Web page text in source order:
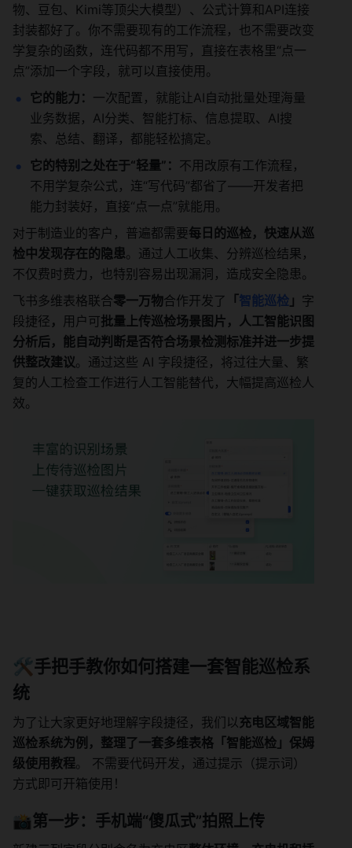
物、豆包、Kimi等顶尖大模型）、公式计算和API连接
封装都好了。你不需要现有的工作流程，也不需要改变
学复杂的函数，连代码都不用写，直接在表格里“点一
点”添加一个字段，就可以直接使用。
它的能力： 一次配置，就能让AI自动批量处理海量
业务数据，AI分类、智能打标、信息提取、AI搜
索、总结、翻译，都能轻松搞定。
它的特别之处在于“轻量”： 不用改原有工作流程，
不用学复杂公式，连“写代码”都省了——开发者把
能力封装好，直接“点一点”就能用。
对于制造业的客户，普遍都需要每日的巡检，快速从巡
检中发现存在的隐患。通过人工收集、分辨巡检结果，
不仅费时费力，也特别容易出现漏洞，造成安全隐患。
飞书多维表格联合零一万物合作开发了 「 智能巡检 」 字
段捷径 ， 用户可批量上传巡检场景图片，人工智能识图
分析后，能自动判断是否符合场景检测标准并进一步提
供整改建议。通过这些 AI 字段捷径，将过往大量、繁
复的人工检查工作进行人工智能替代，大幅提高巡检人
效。
🛠手把手教你如何搭建一套智能巡检系
统
为了让大家更好地理解字段捷径，我们以充电区域智能
巡检系统为例，整理了一套多维表格「智能巡检」保姆
级使用教程。 不需要代码开发，通过提示（提示词）
方式即可开箱使用！
📸第一步：手机端“傻瓜式”拍照上传